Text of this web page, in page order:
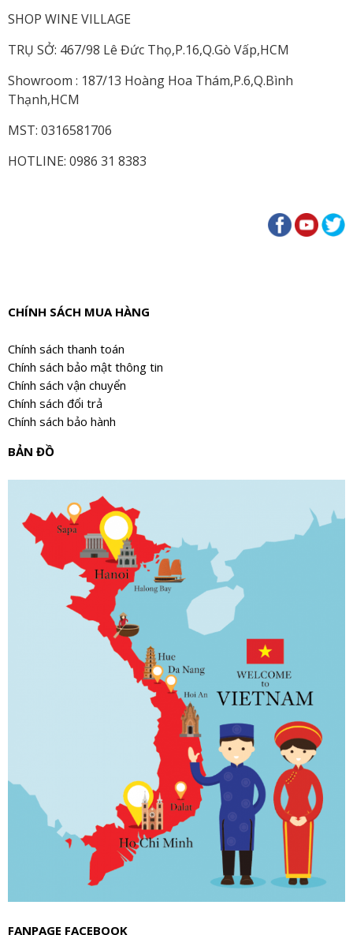
SHOP WINE VILLAGE
TRỤ SỞ: 467/98 Lê Đức Thọ,P.16,Q.Gò Vấp,HCM
Showroom : 187/13 Hoàng Hoa Thám,P.6,Q.Bình
Thạnh,HCM
MST: 0316581706
HOTLINE: 0986 31 8383
CHÍNH SÁCH MUA HÀNG
Chính sách thanh toán
Chính sách bảo mật thông tin
Chính sách vận chuyển
Chính sách đổi trả
Chính sách bảo hành
BẢN ĐỒ
FANPAGE FACEBOOK